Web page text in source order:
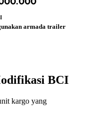
armada trailer
BCI
kargo yang